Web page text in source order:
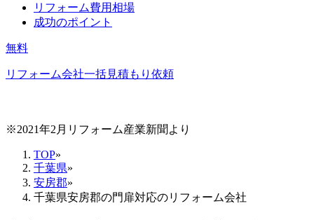
リフォーム費用相場
成功のポイント
無料
リフォーム会社一括見積もり依頼
※2021年2月リフォーム産業新聞より
TOP»
千葉県»
安房郡»
千葉県安房郡の門扉対応のリフォーム会社